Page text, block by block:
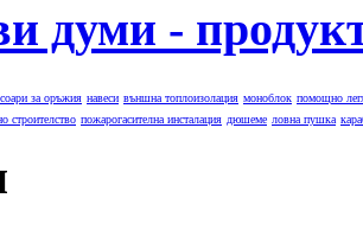
думи -
за оръжия навеси външна топлоизолация моноблок помощно
строителство пожарогасителна инсталация дюшеме ловна пушка